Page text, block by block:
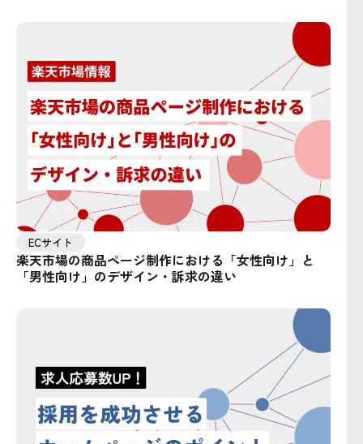
ECサイト
楽天市場の商品ページ制作における「女性向け」と
「男性向け」のデザイン・訴求の違い